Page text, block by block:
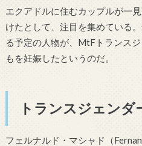
エクアドルに住むカップルが一
けたとして、注目を集めている
る予定の人物が、MtFトランス
もを妊娠したというのだ。
トランスジェン
フェルナルド・マシャド（